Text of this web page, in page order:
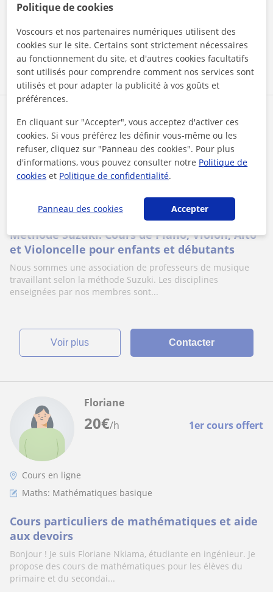
pourquoi ça ne marche pas....
voir plus Contacter
45€/h 1er cours offert
Suzuki Music Brussels
Musique
Méthode Suzuki: Cours de Piano, Violon, Alto
et Violoncelle pour enfants et débutants
Nous sommes une association de professeurs de musique
travaillant selon la méthode Suzuki. Les disciplines
enseignées par nos membres sont...
voir plus Contacter
20€/h 1er cours offert
Floriane
Cours en ligne
Maths: Mathématiques basique
Cours particuliers de mathématiques et aide
aux devoirs
Bonjour ! Je suis Floriane Nkiama, étudiante en ingénieur. Je
propose des cours de mathématiques pour les élèves du
primaire et du secondai...
Politique de cookies
Voscours et nos partenaires numériques utilisent des
cookies sur le site. Certains sont strictement nécessaires
au fonctionnement du site, et d'autres cookies facultatifs
sont utilisés pour comprendre comment nos services sont
utilisés et pour adapter la publicité à vos goûts et
préférences.
En cliquant sur "Accepter", vous acceptez d'activer ces
cookies. Si vous préférez les définir vous-même ou les
refuser, cliquez sur "Panneau des cookies". Pour plus
d'informations, vous pouvez consulter notre Politique de
cookies et Politique de confidentialité.
Panneau des cookies Accepter